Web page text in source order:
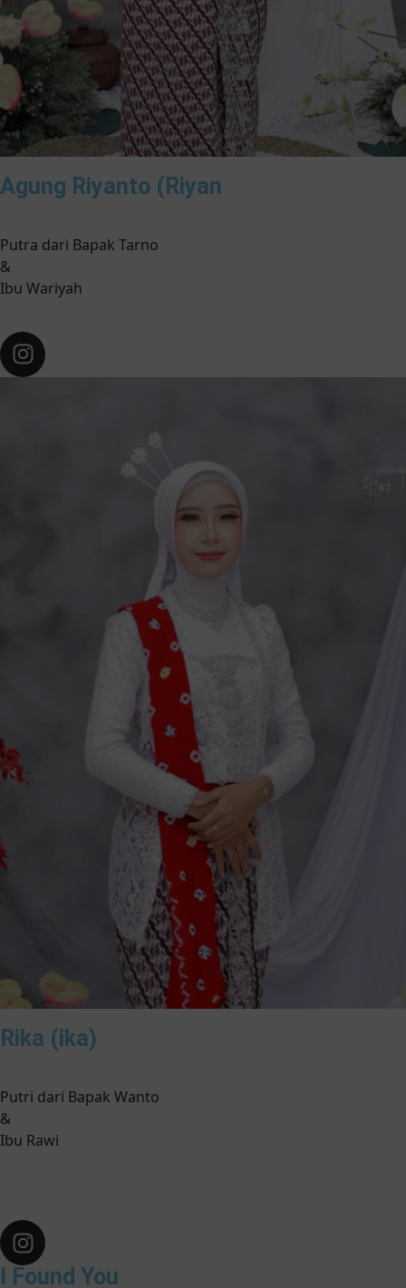
Agung Riyanto (Riyan
Putra dari Bapak Tarno
&
Ibu Wariyah
Rika (ika)
Putri dari Bapak Wanto
&
Ibu Rawi
I Found You